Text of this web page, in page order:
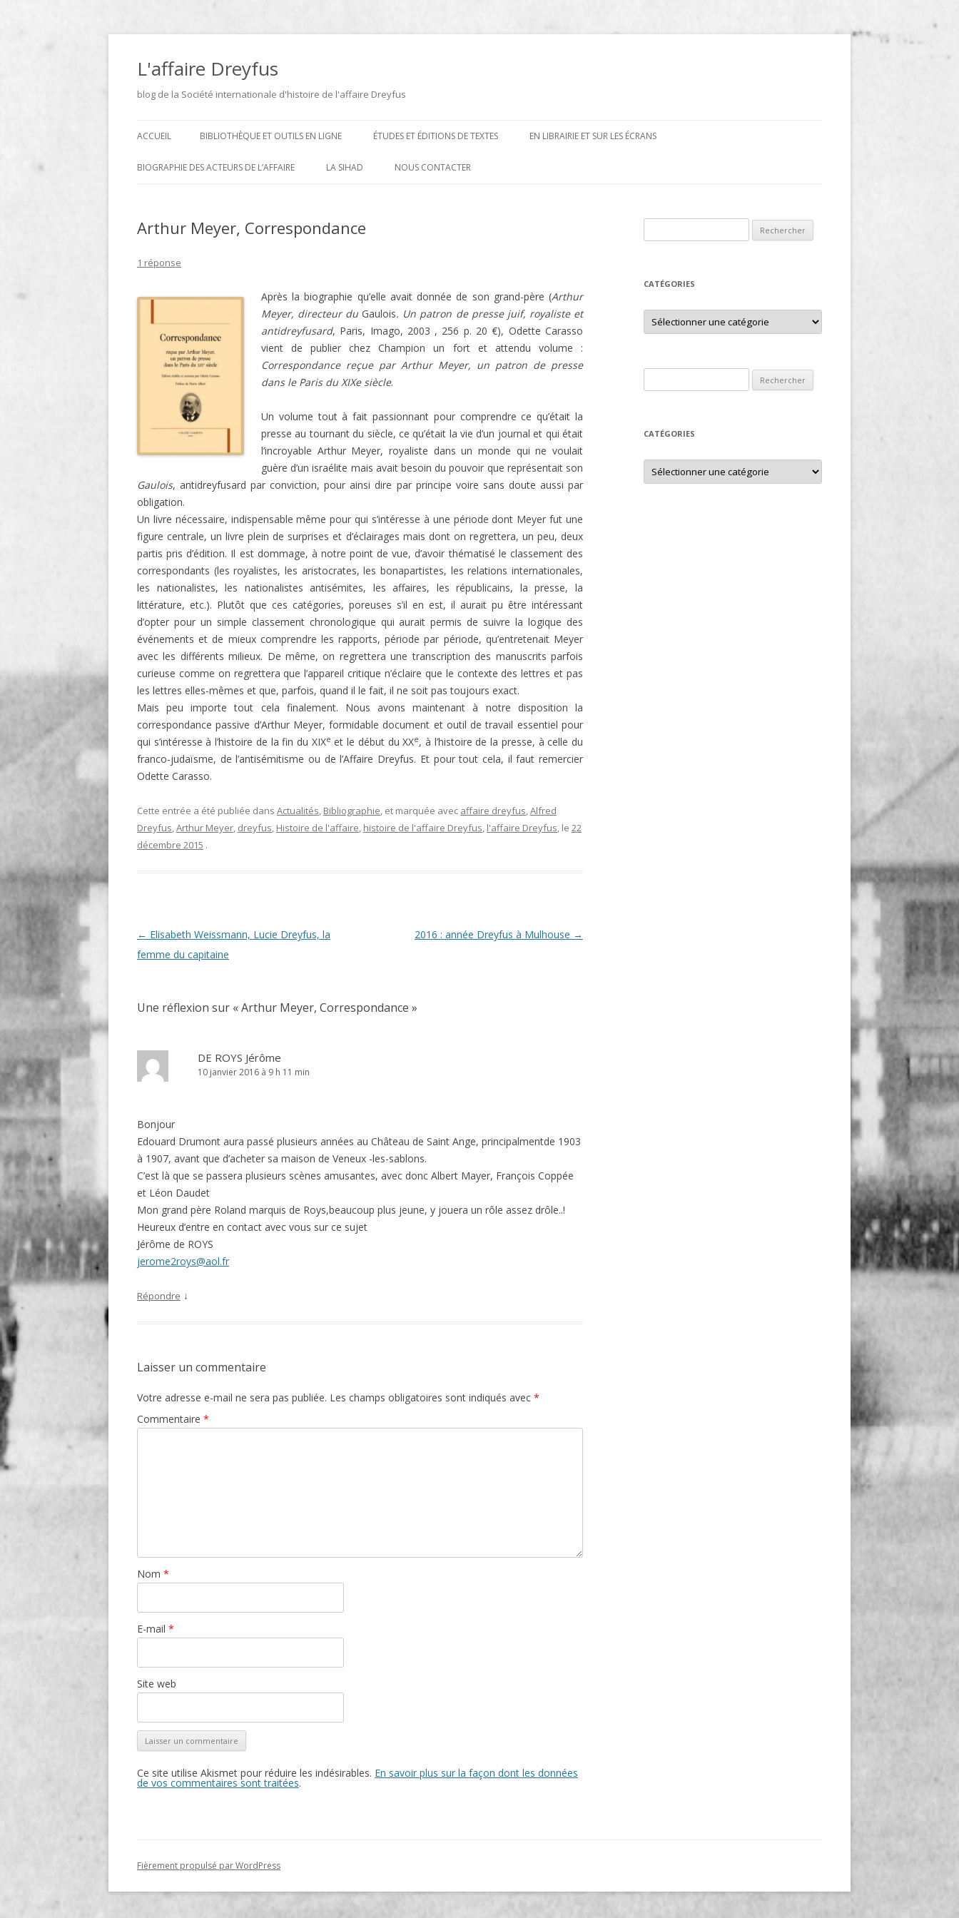
Aller
contenu
L'affaire Dreyfus
blog de la Société internationale d'histoire de l'affaire Dreyfus
ACCUEIL BIBLIOTHÈQUE ET OUTILS EN LIGNE
ARCHIVES
BIOGRAPHIES, ESSAIS, THÈSES ET
ARTICLES UNIVERSITAIRES
ICONOTHÈQUE
CARTES POSTALES ET
L’AFFAIRE DREYFUS AU CINÉMA
L’AFFAIRE DREYFUS EN BANDES
DESSINÉES
PHOTOGRAPHIES
PARLEMENTAIRES FRANÇAIS DE
1889 À 1940 DE JEAN JOLLY EN
LIGNE
LE MAITRON EN LIGNE
ÉTUDES ET ÉDITIONS DE TEXTES
ÉDITIONS DE TEXTES
EN LIBRAIRIE ET SUR LES ÉCRANS
2017
2018
2019
2021
2024
2025
BIOGRAPHIE DES ACTEURS DE L’AFFAIRE
DREYFUS
LA SIHAD NOUS CONTACTER
Arthur Meyer, Correspondance
1 réponse
Après la biographie qu’elle avait donnée de son grand-père (Arthur
Meyer, directeur duGaulois. Un patron de presse juif, royaliste et
antidreyfusard, Paris, Imago, 2003 , 256 p. 20 €), Odette Carasso
vient de publier chez Champion un fort et attendu volume :
Correspondance reçue par Arthur Meyer, un patron de presse
dans le Paris du XIXe siècle.
Un volume tout à fait passionnant pour comprendre ce qu’était la
presse au tournant du siècle, ce qu’était la vie d’un journal et qui était
l’incroyable Arthur Meyer, royaliste dans un monde qui ne voulait
guère d’un israélite mais avait besoin du pouvoir que représentait son
Gaulois, antidreyfusard par conviction, pour ainsi dire par principe voire sans doute aussi par
obligation.
Un livre nécessaire, indispensable même pour qui s’intéresse à une période dont Meyer fut une
figure centrale, un livre plein de surprises et d’éclairages mais dont on regrettera, un peu, deux
partis pris d’édition. Il est dommage, à notre point de vue, d’avoir thématisé le classement des
correspondants (les royalistes, les aristocrates, les bonapartistes, les relations internationales,
les nationalistes, les nationalistes antisémites, les affaires, les républicains, la presse, la
littérature, etc.). Plutôt que ces catégories, poreuses s’il en est, il aurait pu être intéressant
d’opter pour un simple classement chronologique qui aurait permis de suivre la logique des
événements et de mieux comprendre les rapports, période par période, qu’entretenait Meyer
avec les différents milieux. De même, on regrettera une transcription des manuscrits parfois
curieuse comme on regrettera que l’appareil critique n’éclaire que le contexte des lettres et pas
les lettres elles-mêmes et que, parfois, quand il le fait, il ne soit pas toujours exact.
Mais peu importe tout cela finalement. Nous avons maintenant à notre disposition la
correspondance passive d’Arthur Meyer, formidable document et outil de travail essentiel pour
qui s’intéresse à l’histoire de la fin du XIXe et le début du XXe, à l’histoire de la presse, à celle du
franco-judaïsme, de l’antisémitisme ou de l’Affaire Dreyfus. Et pour tout cela, il faut remercier
Odette Carasso.
Cette entrée a été publiée dans Actualités, Bibliographie, et marquée avec affaire dreyfus,Alfred
Dreyfus,Arthur Meyer, dreyfus, Histoire de l'affaire, histoire de l'affaire Dreyfus, l'affaire Dreyfus, le 22
décembre 2015 .
Navigation
des
← Elisabeth Weissmann, Lucie Dreyfus, la
femme du capitaine
2016 : année Dreyfus à Mulhouse →
Une réflexion sur «Arthur Meyer, Correspondance »
DE ROYS Jérôme
10 janvier 2016 à 9 h 11 min
Bonjour
Edouard Drumont aura passé plusieurs années au Château de Saint Ange, principalmentde 1903
à 1907, avant que d’acheter sa maison de Veneux -les-sablons.
C’est là que se passera plusieurs scènes amusantes, avec donc Albert Mayer, François Coppée
et Léon Daudet
Mon grand père Roland marquis de Roys,beaucoup plus jeune, y jouera un rôle assez drôle..!
Heureux d’entre en contact avec vous sur ce sujet
Jérôme de ROYS
jerome2roys@aol.fr
Répondre ↓
Laisser un commentaire
Votre adresse e-mail ne sera pas publiée. Les champs obligatoires sont indiqués avec *
Commentaire *
Nom *
E-mail *
Site web
Ce site utilise Akismet pour réduire les indésirables. En savoir plus sur la façon dont les données
de vos commentaires sont traitées.
CATÉGORIES
Catégories
CATÉGORIES
Catégories
Fièrement propulsé par WordPress